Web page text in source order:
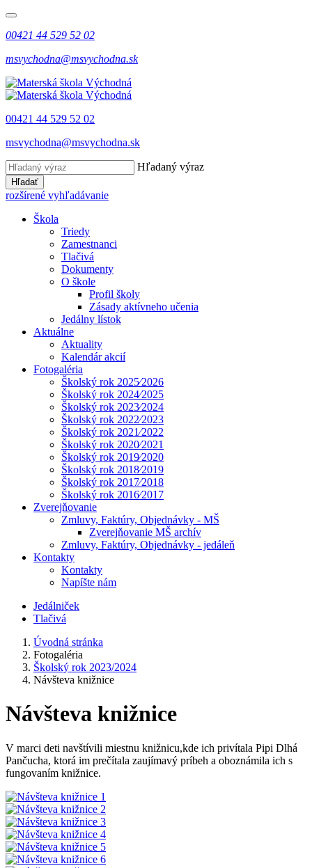
00421 44 529 52 02
msvychodna@msvychodna.sk
00421 44 529 52 02
msvychodna@msvychodna.sk
Hľadaný výraz
Hľadať
rozšírené vyhľadávanie
Škola
Triedy
Zamestnanci
Tlačivá
Dokumenty
O škole
Profil školy
Zásady aktívneho učenia
Jedálny lístok
Aktuálne
Aktuality
Kalendár akcií
Fotogaléria
Školský rok 2025⁄2026
Školský rok 2024⁄2025
Školský rok 2023⁄2024
Školský rok 2022⁄2023
Školský rok 2021⁄2022
Školský rok 2020⁄2021
Školský rok 2019⁄2020
Školský rok 2018⁄2019
Školský rok 2017⁄2018
Školský rok 2016⁄2017
Zverejňovanie
Zmluvy, Faktúry, Objednávky - MŠ
Zverejňovanie MŠ archív
Zmluvy, Faktúry, Objednávky - jedáleň
Kontakty
Kontakty
Napíšte nám
Jedálniček
Tlačivá
Úvodná stránka
Fotogaléria
Školský rok 2023/2024
Návšteva knižnice
Návšteva knižnice
V marci deti navštívili miestnu knižnicu,kde ich privítala Pipi Dlhá
Pančucha, ktorá im prečítala zaujímavý príbeh a oboznámila ich s
fungovaním knižnice.